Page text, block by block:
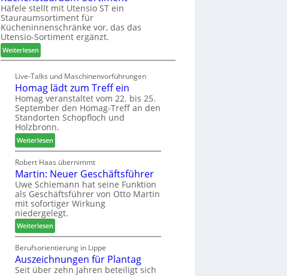
n
t
e
x
s
t
e
l
e
n
a
u
s
i
P
r
e
i
s
f
ü
r
W
e
m
h
n
e
r
Häfele stellt mit Utensio ST ein
Stauraumsortiment für
Kücheninnenschränke vor, das das
Utensio-Sortiment ergänzt.
Weiterlesen:
K
c
h
e
n
s
t
a
r
a
u
m
-
S
o
t
i
Live-Talks und Maschinenvorführungen
Homag lädt zum Treff ein
Homag veranstaltet vom 22. bis 25.
September den Homag-Treff an den
Standorten Schopfloch und
Holzbronn.
Weiterlesen:
H
o
m
a
g
l
ä
d
t
z
u
m
Robert Haas übernimmt
Martin: Neuer Geschäftsführer
Uwe Schiemann hat seine Funktion
als Geschäftsführer von Otto Martin
mit sofortiger Wirkung
niedergelegt.
Weiterlesen:
M
a
r
t
Berufsorientierung in Lippe
Auszeichnungen für Plantag
Seit über zehn Jahren beteiligt sich